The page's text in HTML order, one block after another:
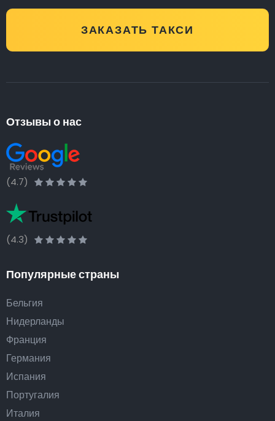
ЗАКАЗАТЬ ТАКСИ
Отзывы о нас
(4.7)
(4.3)
Популярные страны
Бельгия
Нидерланды
Франция
Германия
Испания
Португалия
Италия